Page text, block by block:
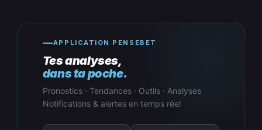
APPLICATION PENSEBET
Tes analyses,
dans ta poche.
Pronostics · Tendances · Outils · Analyses
Notifications & alertes en temps réel